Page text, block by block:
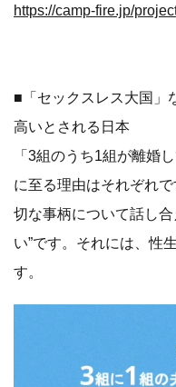
https://camp-fire.jp/
■「セックスレス大国」
高いとされる日本
「3組のうち1組が離婚
に至る理由はそれぞれ
切な事柄について話し
い”です。それには、性
す。